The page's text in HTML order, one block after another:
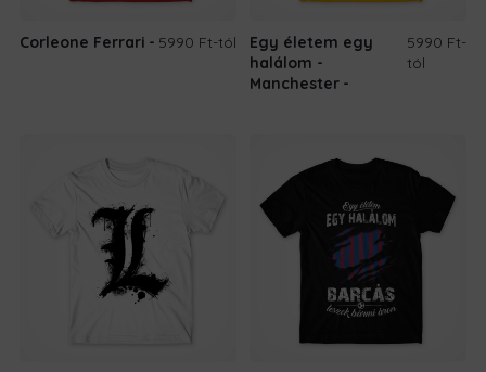
Corleone Ferrari 5990 Ft-tól
Egy életem egy
halálom -
Manchester
5990 Ft-
tól